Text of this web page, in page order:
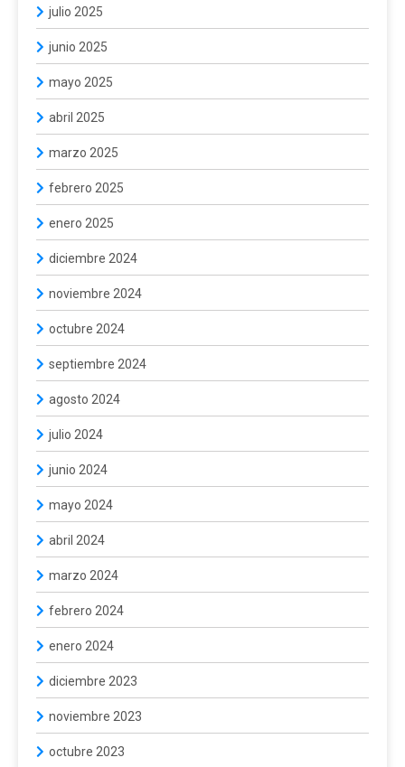
julio 2025
junio 2025
mayo 2025
abril 2025
marzo 2025
febrero 2025
enero 2025
diciembre 2024
noviembre 2024
octubre 2024
septiembre 2024
agosto 2024
julio 2024
junio 2024
mayo 2024
abril 2024
marzo 2024
febrero 2024
enero 2024
diciembre 2023
noviembre 2023
octubre 2023